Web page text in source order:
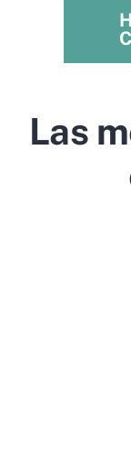
Las